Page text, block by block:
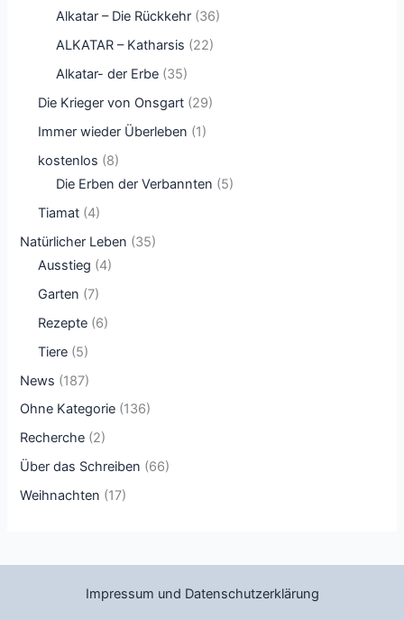
Alkatar – Die Rückkehr (36)
ALKATAR – Katharsis (22)
Alkatar- der Erbe (35)
Die Krieger von Onsgart (29)
Immer wieder Überleben (1)
kostenlos (8)
Die Erben der Verbannten (5)
Tiamat (4)
Natürlicher Leben (35)
Ausstieg (4)
Garten (7)
Rezepte (6)
Tiere (5)
News (187)
Ohne Kategorie (136)
Recherche (2)
Über das Schreiben (66)
Weihnachten (17)
Impressum und Datenschutzerklärung